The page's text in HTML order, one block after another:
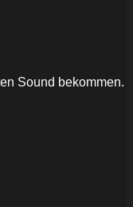
Sound bekommen.